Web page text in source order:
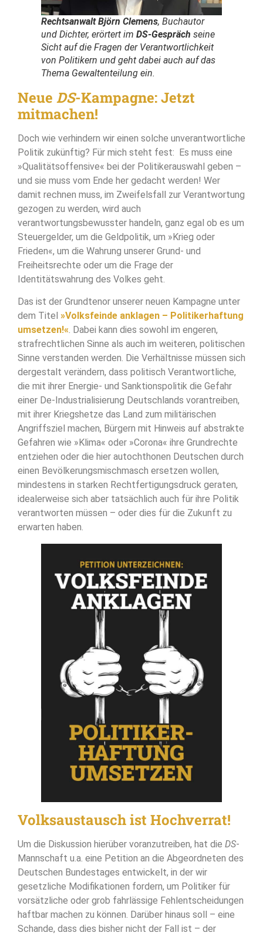
Rechtsanwalt Björn Clemens, Buchautor
und Dichter, erörtert im DS-Gespräch seine
Sicht auf die Fragen der Verantwortlichkeit
von Politikern und geht dabei auch auf das
Thema Gewaltenteilung ein.
Neue DS-Kampagne: Jetzt
mitmachen!
Doch wie verhindern wir einen solche unverantwortliche
Politik zukünftig? Für mich steht fest: Es muss eine
»Qualitätsoffensive« bei der Politikerauswahl geben –
und sie muss vom Ende her gedacht werden! Wer
damit rechnen muss, im Zweifelsfall zur Verantwortung
gezogen zu werden, wird auch
verantwortungsbewusster handeln, ganz egal ob es um
Steuergelder, um die Geldpolitik, um »Krieg oder
Frieden«, um die Wahrung unserer Grund- und
Freiheitsrechte oder um die Frage der
Identitätswahrung des Volkes geht.
Das ist der Grundtenor unserer neuen Kampagne unter
dem Titel »Volksfeinde anklagen – Politikerhaftung
umsetzen!«. Dabei kann dies sowohl im engeren,
strafrechtlichen Sinne als auch im weiteren, politischen
Sinne verstanden werden. Die Verhältnisse müssen sich
dergestalt verändern, dass politisch Verantwortliche,
die mit ihrer Energie- und Sanktionspolitik die Gefahr
einer De-Industrialisierung Deutschlands vorantreiben,
mit ihrer Kriegshetze das Land zum militärischen
Angriffsziel machen, Bürgern mit Hinweis auf abstrakte
Gefahren wie »Klima« oder »Corona« ihre Grundrechte
entziehen oder die hier autochthonen Deutschen durch
einen Bevölkerungsmischmasch ersetzen wollen,
mindestens in starken Rechtfertigungsdruck geraten,
idealerweise sich aber tatsächlich auch für ihre Politik
verantworten müssen – oder dies für die Zukunft zu
erwarten haben.
Volksaustausch ist Hochverrat!
Um die Diskussion hierüber voranzutreiben, hat die DS-
Mannschaft u.a. eine Petition an die Abgeordneten des
Deutschen Bundestages entwickelt, in der wir
gesetzliche Modifikationen fordern, um Politiker für
vorsätzliche oder grob fahrlässige Fehlentscheidungen
haftbar machen zu können. Darüber hinaus soll – eine
Schande, dass dies bisher nicht der Fall ist – der